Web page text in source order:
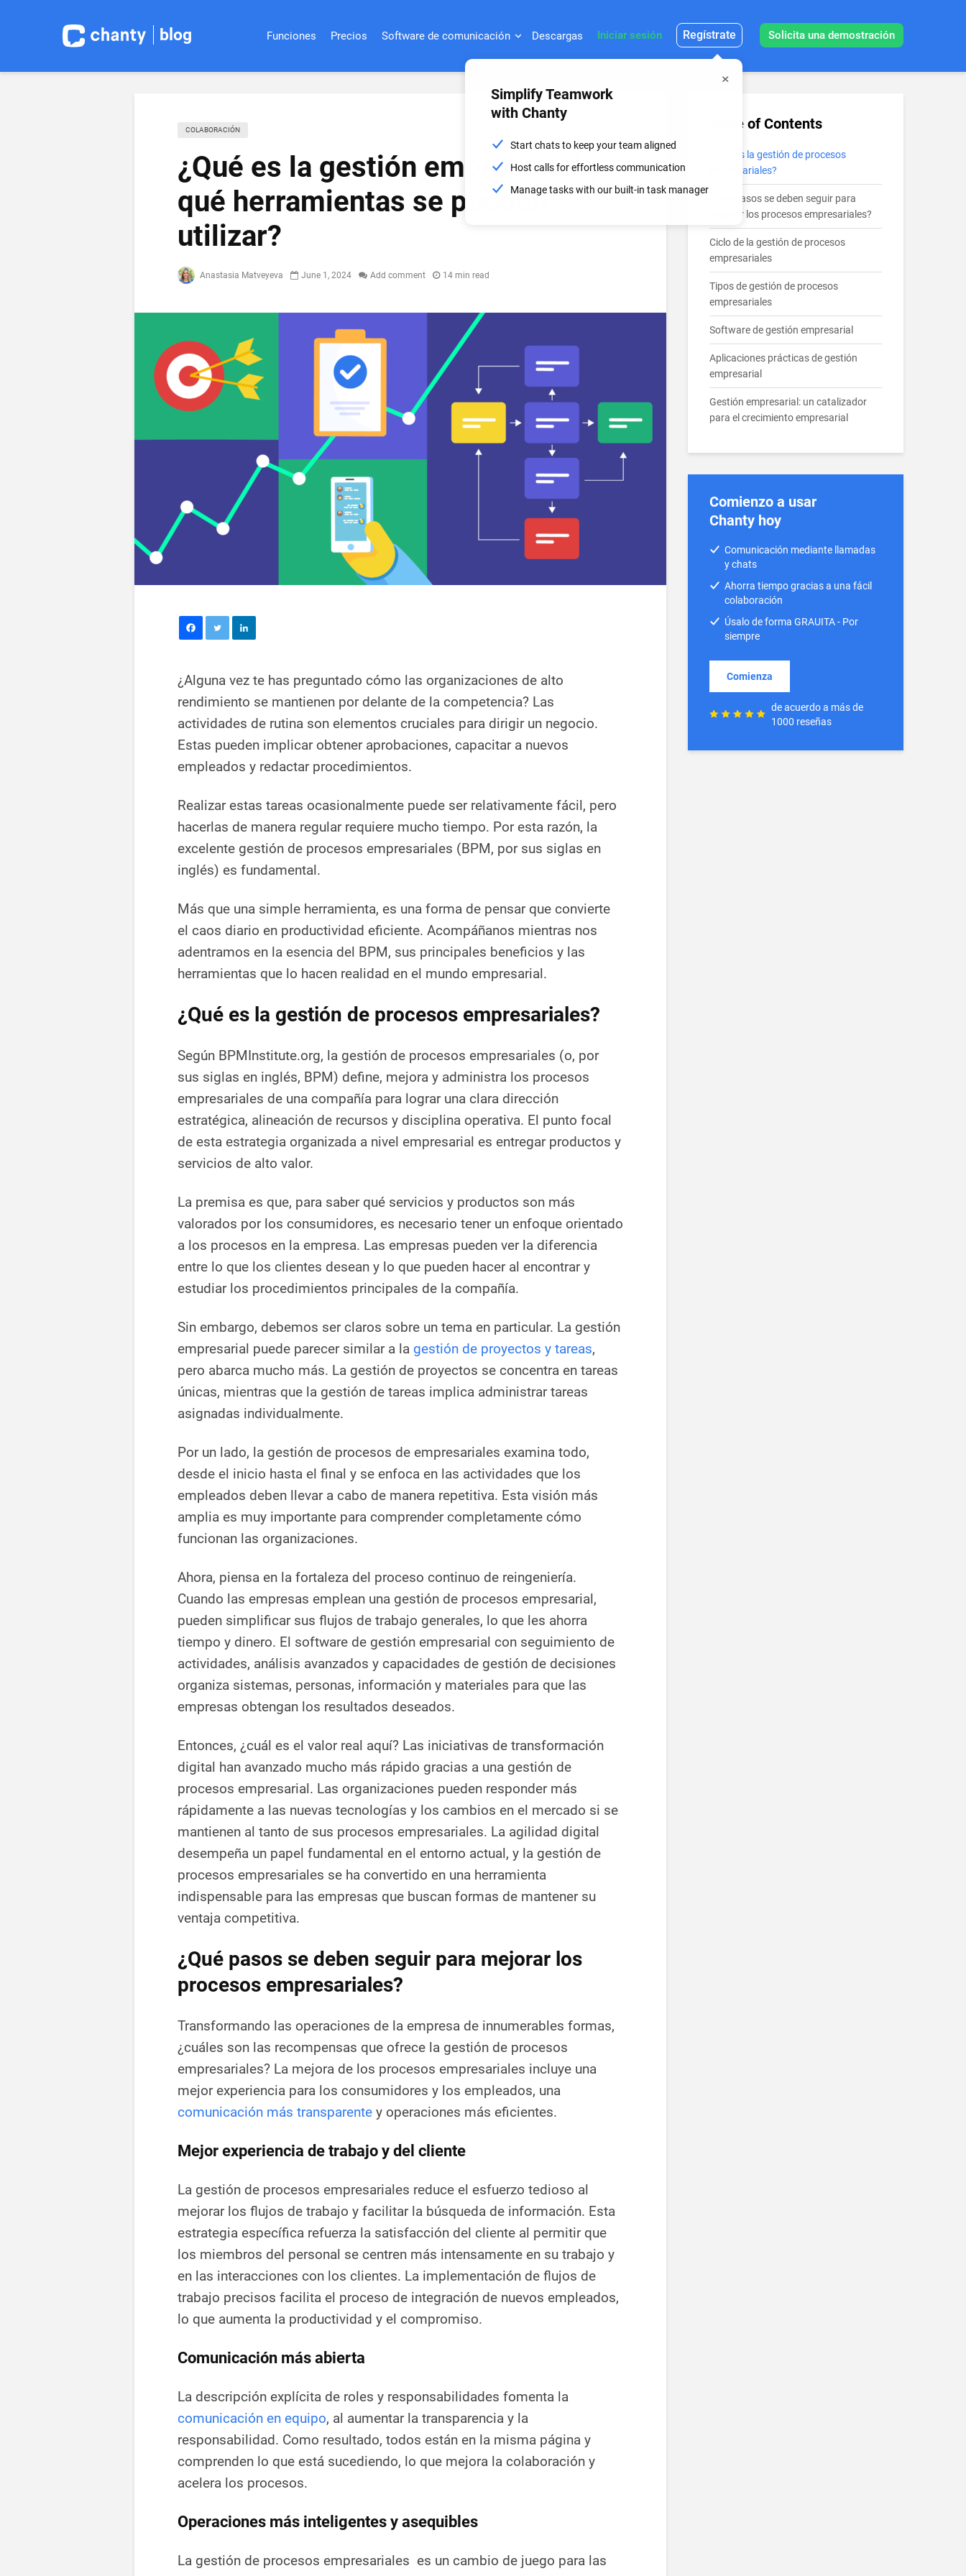
blog Funciones Precios Software de comunicación Descargas Iniciar sesión Regístrate
Simplify Teamwork
with Chanty
Start chats to keep your team aligned
Host calls for effortless communication
Manage tasks with our built-in task manager
Solicita una demostración
СOLABORACIÓN
¿Qué es la gestión empresarial y
qué herramientas se pueden
utilizar?
Anastasia Matveyeva June 1, 2024 Add comment 14 min read
¿Alguna vez te has preguntado cómo las organizaciones de alto
rendimiento se mantienen por delante de la competencia? Las
actividades de rutina son elementos cruciales para dirigir un negocio.
Estas pueden implicar obtener aprobaciones, capacitar a nuevos
empleados y redactar procedimientos.
Realizar estas tareas ocasionalmente puede ser relativamente fácil, pero
hacerlas de manera regular requiere mucho tiempo. Por esta razón, la
excelente gestión de procesos empresariales (BPM, por sus siglas en
inglés) es fundamental.
Más que una simple herramienta, es una forma de pensar que convierte
el caos diario en productividad eficiente. Acompáñanos mientras nos
adentramos en la esencia del BPM, sus principales beneficios y las
herramientas que lo hacen realidad en el mundo empresarial.
¿Qué es la gestión de procesos empresariales?
Según BPMInstitute.org, la gestión de procesos empresariales (o, por
sus siglas en inglés, BPM) define, mejora y administra los procesos
empresariales de una compañía para lograr una clara dirección
estratégica, alineación de recursos y disciplina operativa. El punto focal
de esta estrategia organizada a nivel empresarial es entregar productos y
servicios de alto valor.
La premisa es que, para saber qué servicios y productos son más
valorados por los consumidores, es necesario tener un enfoque orientado
a los procesos en la empresa. Las empresas pueden ver la diferencia
entre lo que los clientes desean y lo que pueden hacer al encontrar y
estudiar los procedimientos principales de la compañía.
Sin embargo, debemos ser claros sobre un tema en particular. La gestión
empresarial puede parecer similar a la gestión de proyectos y tareas,
pero abarca mucho más. La gestión de proyectos se concentra en tareas
únicas, mientras que la gestión de tareas implica administrar tareas
asignadas individualmente.
Por un lado, la gestión de procesos de empresariales examina todo,
desde el inicio hasta el final y se enfoca en las actividades que los
empleados deben llevar a cabo de manera repetitiva. Esta visión más
amplia es muy importante para comprender completamente cómo
funcionan las organizaciones.
Ahora, piensa en la fortaleza del proceso continuo de reingeniería.
Cuando las empresas emplean una gestión de procesos empresarial,
pueden simplificar sus flujos de trabajo generales, lo que les ahorra
tiempo y dinero. El software de gestión empresarial con seguimiento de
actividades, análisis avanzados y capacidades de gestión de decisiones
organiza sistemas, personas, información y materiales para que las
empresas obtengan los resultados deseados.
Entonces, ¿cuál es el valor real aquí? Las iniciativas de transformación
digital han avanzado mucho más rápido gracias a una gestión de
procesos empresarial. Las organizaciones pueden responder más
rápidamente a las nuevas tecnologías y los cambios en el mercado si se
mantienen al tanto de sus procesos empresariales. La agilidad digital
desempeña un papel fundamental en el entorno actual, y la gestión de
procesos empresariales se ha convertido en una herramienta
indispensable para las empresas que buscan formas de mantener su
ventaja competitiva.
¿Qué pasos se deben seguir para mejorar los
procesos empresariales?
Transformando las operaciones de la empresa de innumerables formas,
¿cuáles son las recompensas que ofrece la gestión de procesos
empresariales? La mejora de los procesos empresariales incluye una
mejor experiencia para los consumidores y los empleados, una
comunicación más transparente y operaciones más eficientes.
Mejor experiencia de trabajo y del cliente
La gestión de procesos empresariales reduce el esfuerzo tedioso al
mejorar los flujos de trabajo y facilitar la búsqueda de información. Esta
estrategia específica refuerza la satisfacción del cliente al permitir que
los miembros del personal se centren más intensamente en su trabajo y
en las interacciones con los clientes. La implementación de flujos de
trabajo precisos facilita el proceso de integración de nuevos empleados,
lo que aumenta la productividad y el compromiso.
Comunicación más abierta
La descripción explícita de roles y responsabilidades fomenta la
comunicación en equipo, al aumentar la transparencia y la
responsabilidad. Como resultado, todos están en la misma página y
comprenden lo que está sucediendo, lo que mejora la colaboración y
acelera los procesos.
Operaciones más inteligentes y asequibles
La gestión de procesos empresariales es un cambio de juego para las
Table of Contents
¿Qué es la gestión de procesos
empresariales?
¿Qué pasos se deben seguir para
mejorar los procesos empresariales?
Ciclo de la gestión de procesos
empresariales
Tipos de gestión de procesos
empresariales
Software de gestión empresarial
Aplicaciones prácticas de gestión
empresarial
Gestión empresarial: un catalizador
para el crecimiento empresarial
Comienzo a usar
Chanty hoy
Comunicación mediante llamadas
y chats
Ahorra tiempo gracias a una fácil
colaboración
Úsalo de forma GRAUITA - Por
siempre
Comienza
de acuerdo a más de
1000 reseñas